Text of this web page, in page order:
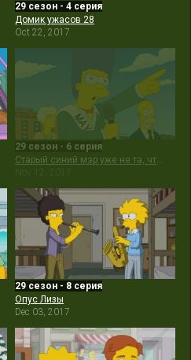
29 сезон - 4 серия
Домик ужасов 28
Oct 22, 2017
29 сезон - 6 серия
29 сезон - 8 серия
Опус Лизы
Dec 03, 2017